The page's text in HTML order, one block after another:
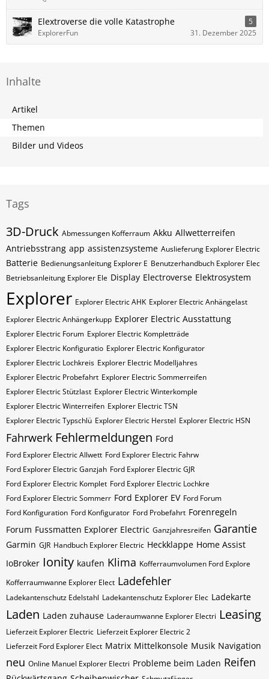
Elextroverse die volle Katastrophe
5
ExplorerFun
31. Dezember 2025
Inhalte
Artikel
Themen
Bilder und Videos
Tags
3D-Druck Abmessungen Kofferraum Akku Allwetterreifen
Antriebsstrang app assistenzsysteme Auslieferung Explorer Electric
Batterie Bedienungsanleitung Explorer E Benutzerhandbuch Explorer Elec
Betriebsanleitung Explorer Ele Display Electroverse Elektrosystem
Explorer Explorer Electric AHK Explorer Electric Anhängelast
Explorer Electric Anhängerkupp Explorer Electric Ausstattung
Explorer Electric Forum Explorer Electric Kompletträde
Explorer Electric Konfiguratio Explorer Electric Konfigurator
Explorer Electric Lochkreis Explorer Electric Modelljahres
Explorer Electric Probefahrt Explorer Electric Sommerreifen
Explorer Electric Stützlast Explorer Electric Winterkomple
Explorer Electric Winterreifen Explorer Electric​​​​ TSN
Explorer Electric​​​​ Typschlü Explorer Electric​​​​​ Herstel Explorer Electric​​​​​ HSN
Fahrwerk Fehlermeldungen Ford
Ford Explorer Electric Allwett Ford Explorer Electric Fahrw
Ford Explorer Electric Ganzjah Ford Explorer Electric GJR
Ford Explorer Electric Komplet Ford Explorer Electric Lochkre
Ford Explorer Electric Sommerr Ford Explorer EV Ford Forum
Ford Konfiguration Ford Konfigurator Ford Probefahrt Forenregeln
Forum Fussmatten Explorer Electric Ganzjahresreifen Garantie
Garmin GJR Handbuch Explorer Electric Heckklappe Home Assist
IoBroker Ionity kaufen Klima Kofferraumvolumen Ford Explore
Kofferraumwanne Explorer Elect Ladefehler
Ladekantenschutz Edelstahl Ladekantenschutz Explorer Elec Ladekarte
Laden Laden zuhause Laderaumwanne Explorer Electri Leasing
Lieferzeit Explorer Electric Lieferzeit Explorer Electric 2
Lieferzeit Ford Explorer Elect Matrix Mittelkonsole Musik Navigation
neu Online Manuel Explorer Electri Probleme beim Laden Reifen